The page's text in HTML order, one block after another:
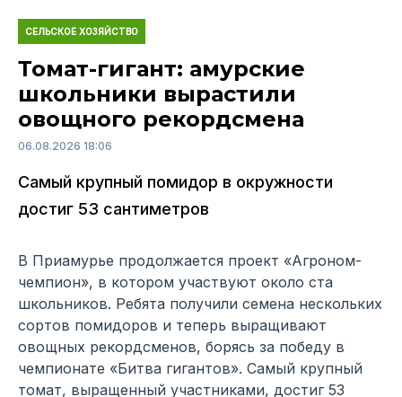
СЕЛЬСКОЕ ХОЗЯЙСТВО
Томат-гигант: амурские
школьники вырастили
овощного рекордсмена
06.08.2026 18:06
Самый крупный помидор в окружности
достиг 53 сантиметров
В Приамурье продолжается проект «Агроном-
чемпион», в котором участвуют около ста
школьников. Ребята получили семена нескольких
сортов помидоров и теперь выращивают
овощных рекордсменов, борясь за победу в
чемпионате «Битва гигантов». Самый крупный
томат, выращенный участниками, достиг 53